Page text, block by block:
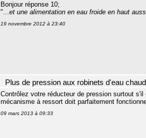
Bonjour réponse 10;
"...et une alimentation en eau froide en haut
19 novembre 2012 à 23:40
Plus de pression aux robinets d'eau
Contrôlez votre réducteur de pression surtout
mécanisme à ressort doit parfaitement
09 mars 2013 à 09:33